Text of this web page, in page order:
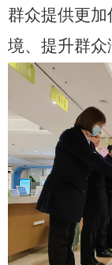
群众提供更
境、提升群众